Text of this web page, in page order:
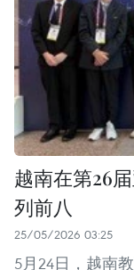
越南在第26
列前八
25/05/2026 03:25
5月24日，越南